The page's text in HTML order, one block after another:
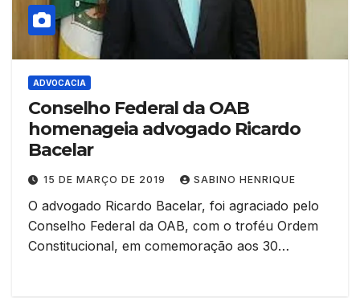
ADVOCACIA
Conselho Federal da OAB
homenageia advogado Ricardo
Bacelar
15 DE MARÇO DE 2019 SABINO HENRIQUE
O advogado Ricardo Bacelar, foi agraciado pelo
Conselho Federal da OAB, com o troféu Ordem
Constitucional, em comemoração aos 30…